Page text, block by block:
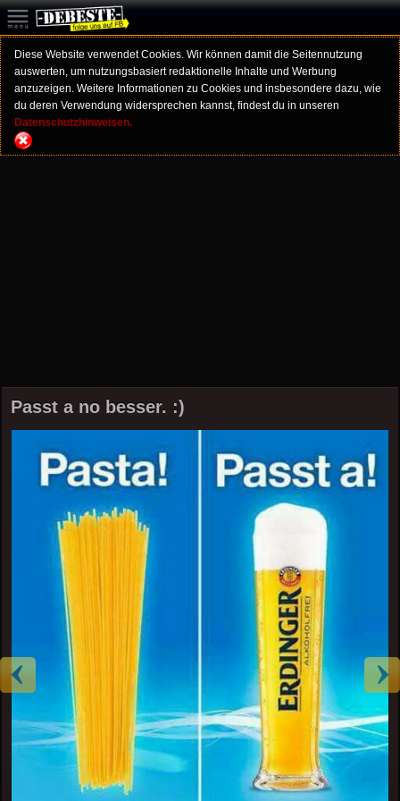
Diese Website verwendet Cookies. Wir können damit die Seitennutzung
auswerten, um nutzungsbasiert redaktionelle Inhalte und Werbung
anzuzeigen. Weitere Informationen zu Cookies und insbesondere dazu, wie
du deren Verwendung widersprechen kannst, findest du in unseren
Datenschutzhinweisen.
Passt a no besser. :)